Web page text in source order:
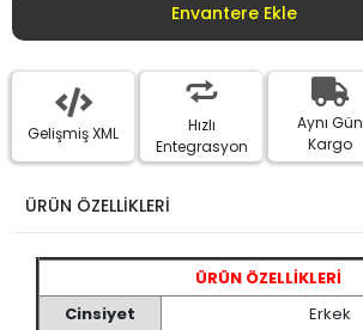
Envantere Ekle
Gelişmiş XML
Hızlı
Entegrasyon
Aynı Gün
Kargo
ÜRÜN ÖZELLİKLERİ
ÜRÜN ÖZELLİKLERİ
Cinsiyet
Erkek